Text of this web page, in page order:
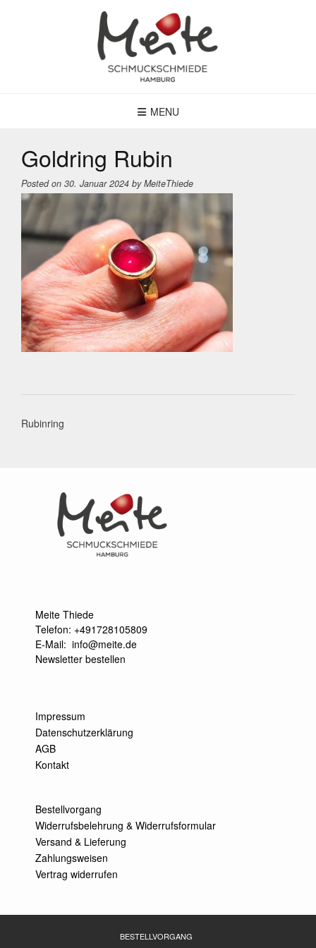
MENU
Goldring Rubin
Posted on 30. Januar 2024 byMeiteThiede
Post
Rubinring
Meite Thiede
Telefon: +491728105809
E-Mail: info@meite.de
Newsletter bestellen
Impressum
Datenschutzerklärung
AGB
Kontakt
Bestellvorgang
Widerrufsbelehrung & Widerrufsformular
Versand & Lieferung
Zahlungsweisen
Vertrag widerrufen
BESTELLVORGANG